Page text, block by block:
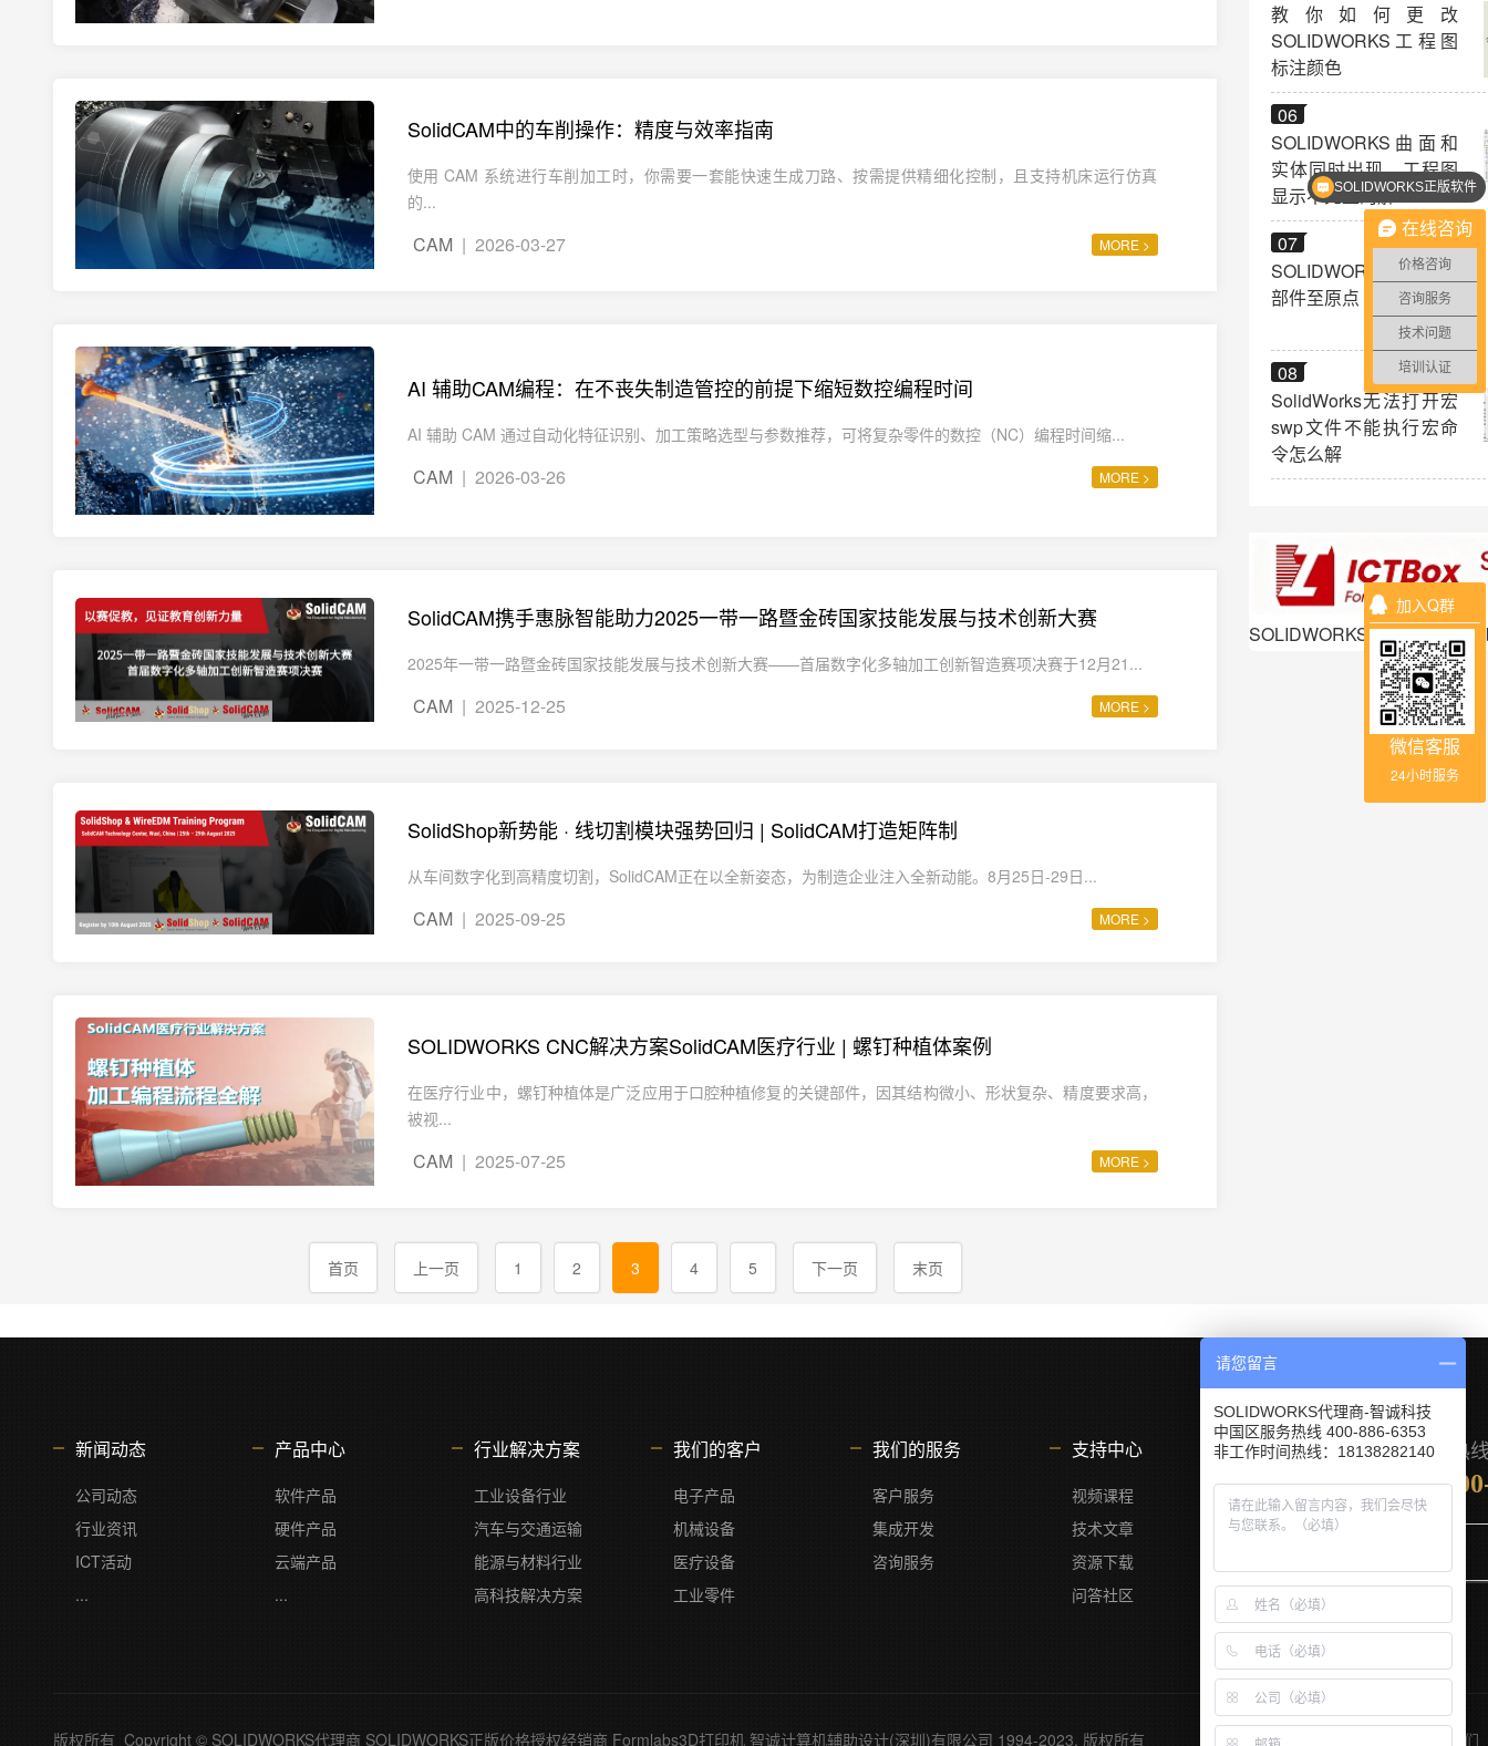
SolidCAM中的车削操作：精度与效率指南
使用 CAM 系统进行车削加工时，你需要一套能快速生成刀路、按需提供精细化控制，且支持机床运行仿真
的...
CAM | 2026-03-27 MORE >
AI 辅助CAM编程：在不丧失制造管控的前提下缩短数控编程时间
AI 辅助 CAM 通过自动化特征识别、加工策略选型与参数推荐，可将复杂零件的数控（NC）编程时间缩...
CAM | 2026-03-26 MORE >
SolidCAM携手惠脉智能助力2025一带一路暨金砖国家技能发展与技术创新大赛
2025年一带一路暨金砖国家技能发展与技术创新大赛——首届数字化多轴加工创新智造赛项决赛于12月21...
CAM | 2025-12-25 MORE >
SolidShop新势能 · 线切割模块强势回归 | SolidCAM打造矩阵制
从车间数字化到高精度切割，SolidCAM正在以全新姿态，为制造企业注入全新动能。8月25日-29日...
CAM | 2025-09-25 MORE >
SOLIDWORKS CNC解决方案SolidCAM医疗行业 | 螺钉种植体案例
在医疗行业中，螺钉种植体是广泛应用于口腔种植修复的关键部件，因其结构微小、形状复杂、精度要求高，
被视...
CAM | 2025-07-25 MORE >
首页 上一页 1 2 3 4 5 下一页 末页
教你如何更改
SOLIDWORKS工程图
标注颜色
06
SOLIDWORKS曲面和
实体同时出现，工程图
显示不完整的解
07
SOLIDWORKS 移动零
部件至原点
08
SolidWorks无法打开宏
swp文件不能执行宏命
令怎么解
SOLIDWORKS多功能插件
加入Q群
微信客服
24小时服务
服务热
新闻动态
公司动态
行业资讯
ICT活动
...
产品中心
软件产品
硬件产品
云端产品
...
行业解决方案
工业设备行业
汽车与交通运输
能源与材料行业
高科技解决方案
我们的客户
电子产品
机械设备
医疗设备
工业零件
我们的服务
客户服务
集成开发
咨询服务
支持中心
视频课程
技术文章
资源下载
问答社区
联系我们
版权所有 Copyright © SOLIDWORKS代理商 SOLIDWORKS正版价格授权经销商 Formlabs3D打印机 智诚计算机辅助设计(深圳)有限公司 1994-2023. 版权所有
在线咨询
价格咨询
咨询服务
技术问题
培训认证
SOLIDWORKS正版软件
SOLIDWORKS多少钱？
请您留言
SOLIDWORKS代理商-智诚科技
中国区服务热线 400-886-6353
非工作时间热线：18138282140